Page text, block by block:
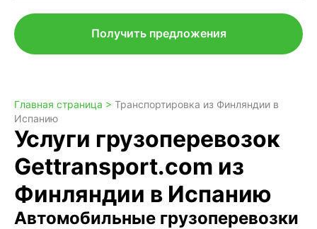
Получить предложения
Главная страница > Транспортировка из Финляндии в
Испанию
Услуги грузоперевозок
Gettransport.com из
Финляндии в Испанию
Автомобильные грузоперевозки